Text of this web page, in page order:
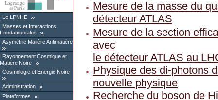
Le LPNHE
Masses et Interactions
Fondamentales
Asymétrie Matière Antimatière
Rayonnement Cosmique et
Matière Noire
Cosmologie et Energie Noire
Administration
Plateformes
Mesure de la masse du
détecteur ATLAS
Mesure de la section
avec
le détecteur ATLAS au
Physique des di-photons
nouvelle physique
Recherche du boson de